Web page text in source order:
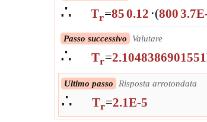
∴ Tr=850.12 ⋅(800
Passo successivo Valutare
∴ Tr=
Ultimo passo Risposta arrotondata
∴ Tr=2.1E-5